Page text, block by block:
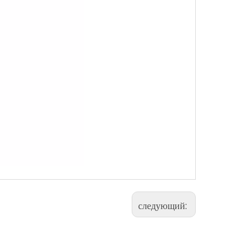
следующий: